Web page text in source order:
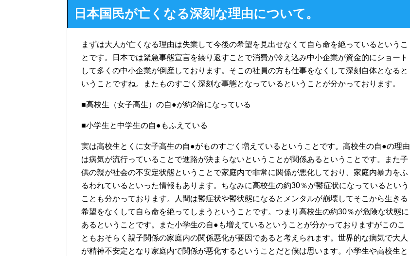
日本国民が亡くなる深刻な理由について。
まずは大人が亡くなる理由は失業して今後の希望を見出せなくて自ら命を絶っているというこ
とです。日本では緊急事態宣言を繰り返すことで消費が冷え込み中小企業が資金的にショート
して多くの中小企業が倒産しております。そこの社員の方も仕事をなくして深刻自体となると
いうことですね。またものすごく深刻な事態となっているということが分かっております。
■高校生（女子高生）の自●が約2倍になっている
■小学生と中学生の自●もふえている
実は高校生とくに女子高生の自●がものすごく増えているということです。高校生の自●の理由
は病気が流行っていることで進路が決まらないということが関係あるということです。また子
供の親が社会の不安定状態ということで家庭内で非常に関係が悪化しており、家庭内暴力をふ
るわれているといった情報もあります。ちなみに高校生の約30％が鬱症状になっているという
ことも分かっております。人間は鬱症状や鬱状態になるとメンタルが崩壊してそこから生きる
希望をなくして自ら命を絶ってしまうということです。つまり高校生の約30％が危険な状態に
あるということです。また小学生の自●も増えているということが分かっておりますがこのこ
ともおそらく親子関係の家庭内の関係悪化が要因であると考えられます。世界的な病気で大人
が精神不安定となり家庭内で関係が悪化するということだと僕は思います。小学生や高校生と